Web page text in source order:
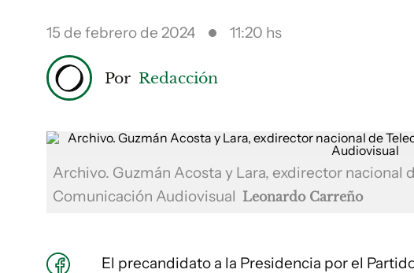
15 de febrero de 2024 11:20 hs
Por Redacción
Archivo. Guzmán Acosta y Lara, exdirector nacional
Comunicación Audiovisual Leonardo Carreño
El precandidato a la Presidencia por el